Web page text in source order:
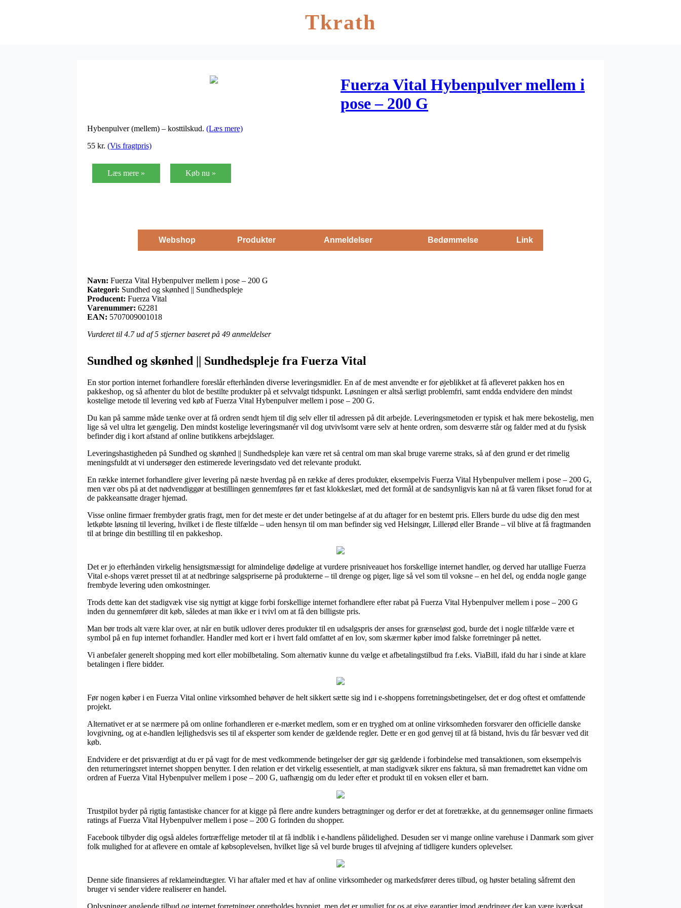
Tkrath
Fuerza Vital Hybenpulver mellem i
pose – 200 G
Hybenpulver (mellem) – kosttilskud. (Læs mere)
55 kr. (Vis fragtpris)
Læs mere » Køb nu »
Webshop Produkter Anmeldelser Bedømmelse Link
Navn: Fuerza Vital Hybenpulver mellem i pose – 200 G
Kategori: Sundhed og skønhed || Sundhedspleje
Producent: Fuerza Vital
Varenummer: 62281
EAN: 5707009001018
Vurderet til 4.7ud af 5 stjerner baseret på 49 anmeldelser
Sundhed og skønhed || Sundhedspleje fra Fuerza Vital
En stor portion internet forhandlere foreslår efterhånden diverse leveringsmidler. En af de mest anvendte er for øjeblikket at få afleveret pakken hos en
pakkeshop, og så afhenter du blot de bestilte produkter på et selvvalgt tidspunkt. Løsningen er altså særligt problemfri, samt endda endvidere den mindst
kostelige metode til levering ved køb af Fuerza Vital Hybenpulver mellem i pose – 200 G.
Du kan på samme måde tænke over at få ordren sendt hjem til dig selv eller til adressen på dit arbejde. Leveringsmetoden er typisk et hak mere bekostelig, men
lige så vel ultra let gængelig. Den mindst kostelige leveringsmanér vil dog utvivlsomt være selv at hente ordren, som desværre står og falder med at du fysisk
befinder dig i kort afstand af online butikkens arbejdslager.
Leveringshastigheden på Sundhed og skønhed || Sundhedspleje kan være ret så central om man skal bruge varerne straks, så af den grund er det rimelig
meningsfuldt at vi undersøger den estimerede leveringsdato ved det relevante produkt.
En række internet forhandlere giver levering på næste hverdag på en række af deres produkter, eksempelvis Fuerza Vital Hybenpulver mellem i pose – 200 G,
men vær obs på at det nødvendiggør at bestillingen gennemføres før et fast klokkeslæt, med det formål at de sandsynligvis kan nå at få varen fikset forud for at
de pakkeansatte drager hjemad.
Visse online firmaer frembyder gratis fragt, men for det meste er det under betingelse af at du aftager for en bestemt pris. Ellers burde du udse dig den mest
letkøbte løsning til levering, hvilket i de fleste tilfælde – uden hensyn til om man befinder sig ved Helsingør, Lillerød eller Brande – vil blive at få fragtmanden
til at bringe din bestilling til en pakkeshop.
Det er jo efterhånden virkelig hensigtsmæssigt for almindelige dødelige at vurdere prisniveauet hos forskellige internet handler, og derved har utallige Fuerza
Vital e-shops været presset til at at nedbringe salgspriserne på produkterne – til drenge og piger, lige så vel som til voksne – en hel del, og endda nogle gange
frembyde levering uden omkostninger.
Trods dette kan det stadigvæk vise sig nyttigt at kigge forbi forskellige internet forhandlere efter rabat på Fuerza Vital Hybenpulver mellem i pose – 200 G
inden du gennemfører dit køb, således at man ikke er i tvivl om at få den billigste pris.
Man bør trods alt være klar over, at når en butik udlover deres produkter til en udsalgspris der anses for grænseløst god, burde det i nogle tilfælde være et
symbol på en fup internet forhandler. Handler med kort er i hvert fald omfattet af en lov, som skærmer køber imod falske forretninger på nettet.
Vi anbefaler generelt shopping med kort eller mobilbetaling. Som alternativ kunne du vælge et afbetalingstilbud fra f.eks. ViaBill, ifald du har i sinde at klare
betalingen i flere bidder.
Før nogen køber i en Fuerza Vital online virksomhed behøver de helt sikkert sætte sig ind i e-shoppens forretningsbetingelser, det er dog oftest et omfattende
projekt.
Alternativet er at se nærmere på om online forhandleren er e-mærket medlem, som er en tryghed om at online virksomheden forsvarer den officielle danske
lovgivning, og at e-handlen lejlighedsvis ses til af eksperter som kender de gældende regler. Dette er en god genvej til at få bistand, hvis du får besvær ved dit
køb.
Endvidere er det prisværdigt at du er på vagt for de mest vedkommende betingelser der gør sig gældende i forbindelse med transaktionen, som eksempelvis
den returneringsret internet shoppen benytter. I den relation er det virkelig essesentielt, at man stadigvæk sikrer ens faktura, så man fremadrettet kan vidne om
ordren af Fuerza Vital Hybenpulver mellem i pose – 200 G, uafhængig om du leder efter et produkt til en voksen eller et barn.
Trustpilot byder på rigtig fantastiske chancer for at kigge på flere andre kunders betragtninger og derfor er det at foretrække, at du gennemsøger online firmaets
ratings af Fuerza Vital Hybenpulver mellem i pose – 200 G forinden du shopper.
Facebook tilbyder dig også aldeles fortræffelige metoder til at få indblik i e-handlens pålidelighed. Desuden ser vi mange online varehuse i Danmark som giver
folk mulighed for at aflevere en omtale af købsoplevelsen, hvilket lige så vel burde bruges til afvejning af tidligere kunders oplevelser.
Denne side finansieres af reklameindtægter. Vi har aftaler med et hav af online virksomheder og markedsfører deres tilbud, og høster betaling såfremt den
bruger vi sender videre realiserer en handel.
Oplysninger angående tilbud og internet forretninger opretholdes hyppigt, men det er umuligt for os at give garantier imod ændringer der kan være iværksat